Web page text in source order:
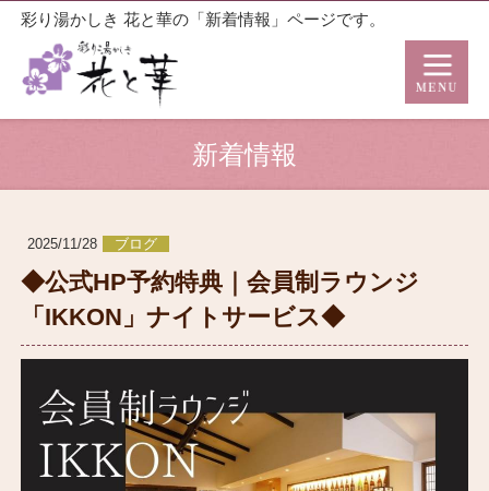
彩り湯かしき 花と華の「新着情報」ページです。
新着情報
2025/11/28 ブログ
◆公式HP予約特典｜会員制ラウンジ
「IKKON」ナイトサービス◆